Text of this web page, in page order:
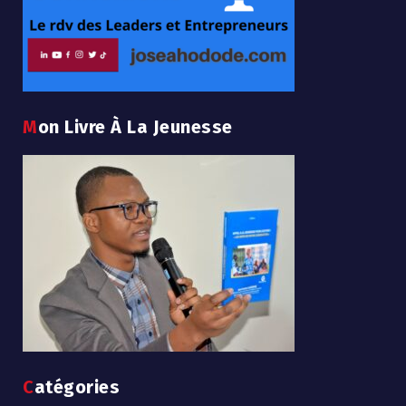
Mon Livre À La Jeunesse
Catégories